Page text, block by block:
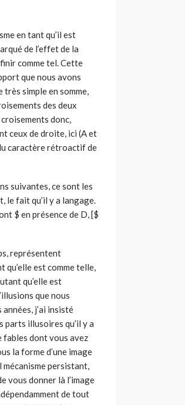
en tant qu’il est
de l’effet de la
comme tel. Cette
que nous avons
très simple en somme,
des deux
donc,
ceux de droite, ici (A et
caractère rétroactif de
suivantes, ce sont les
le fait qu’il y a langage.
$ en présence de D, [$
représentent
est comme telle,
qu’elle est
que nous
j’ai insisté
parts illusoires qu’il y a
fables dont vous avez
la forme d’une image
persistant,
vous donner là l’image
de tout